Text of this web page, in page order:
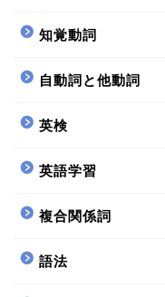
知覚動詞
自動詞と他動詞
英検
英語学習
複合関係詞
語法